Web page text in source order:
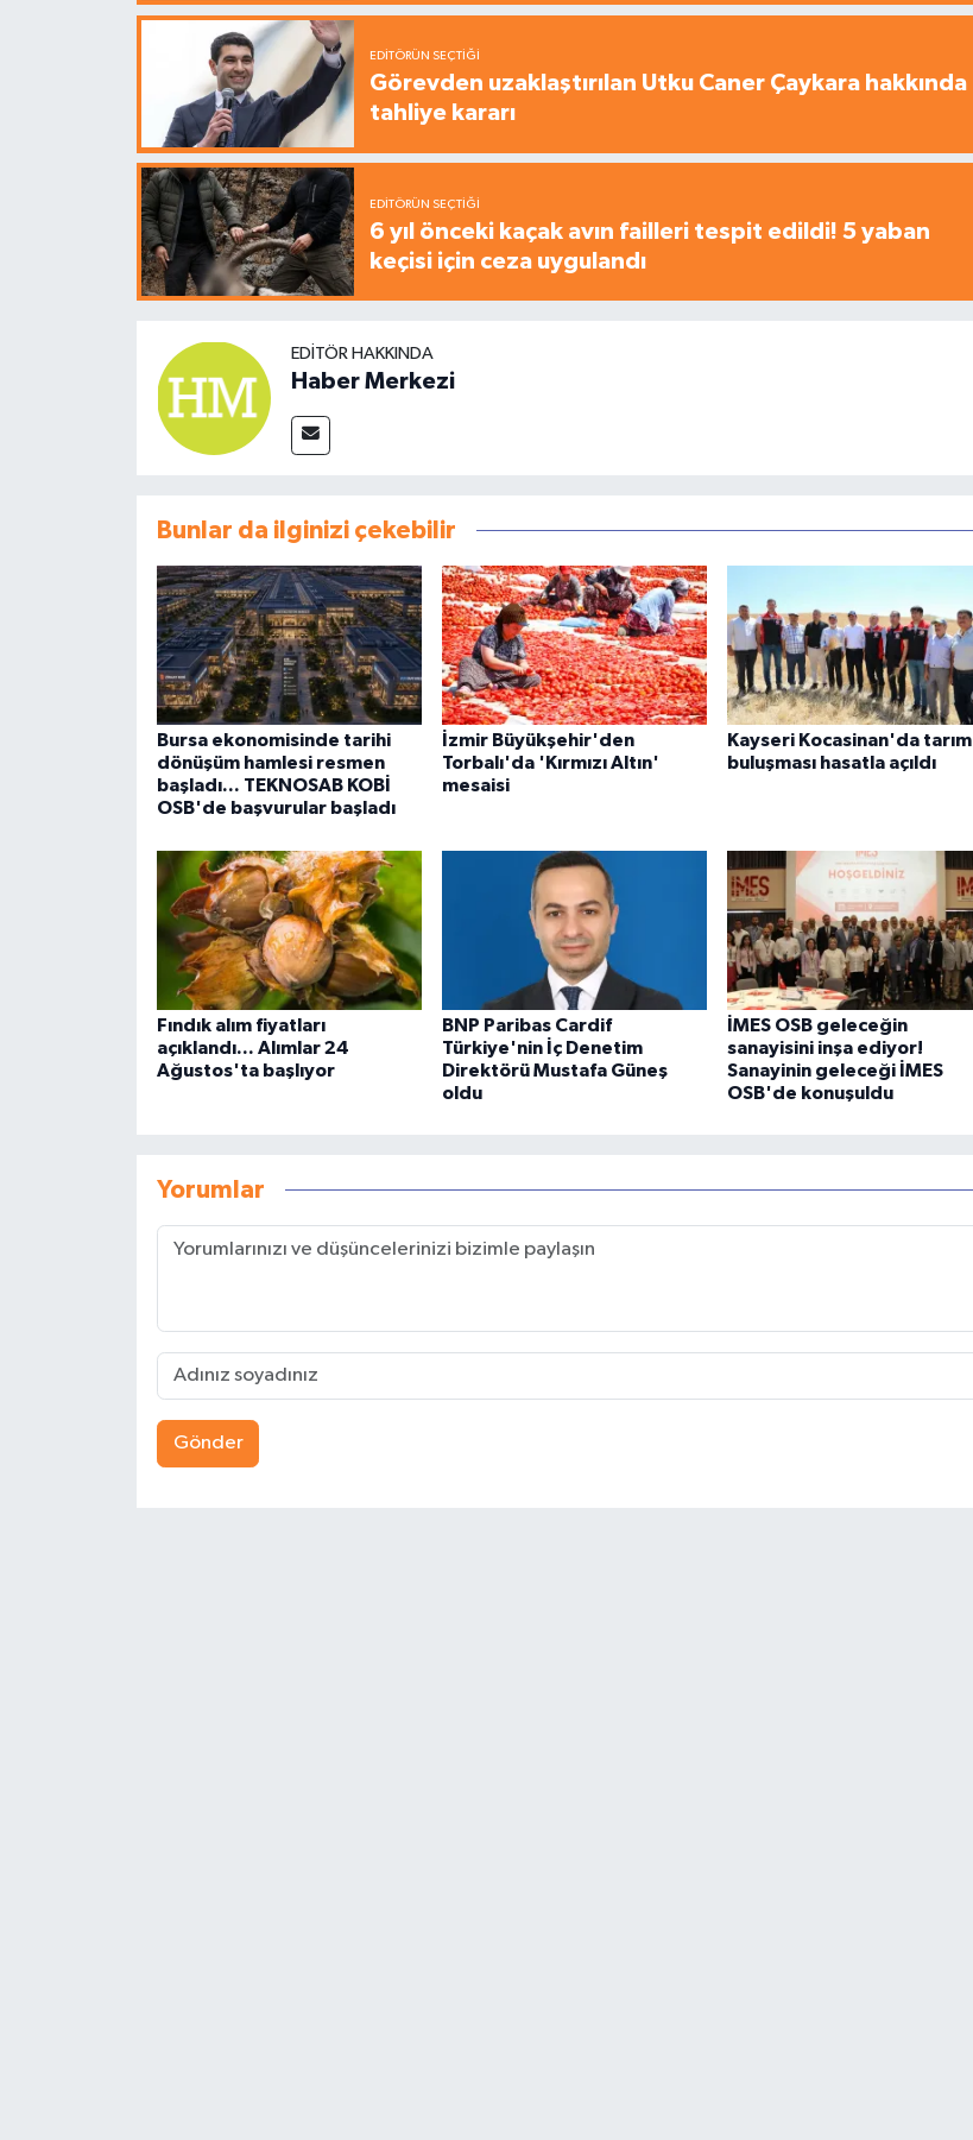
EDITÖRÜN SEÇTIĞI
Görevden uzaklaştırılan Utku Caner Çaykara hakkında
tahliye kararı
EDITÖRÜN SEÇTIĞI
6 yıl önceki kaçak avın failleri tespit edildi! 5 yaban
keçisi için ceza uygulandı
EDITÖR HAKKINDA
Haber Merkezi
Bunlar da ilginizi çekebilir
Bursa ekonomisinde tarihi
dönüşüm hamlesi resmen
başladı... TEKNOSAB KOBİ
OSB'de başvurular başladı
İzmir Büyükşehir'den
Torbalı'da 'Kırmızı Altın'
mesaisi
Kayseri Kocasinan'da tarım
buluşması hasatla açıldı
Fındık alım fiyatları
açıklandı... Alımlar 24
Ağustos'ta başlıyor
BNP Paribas Cardif
Türkiye'nin İç Denetim
Direktörü Mustafa Güneş
oldu
İMES OSB geleceğin
sanayisini inşa ediyor!
Sanayinin geleceği İMES
OSB'de konuşuldu
Yorumlar
Gönder